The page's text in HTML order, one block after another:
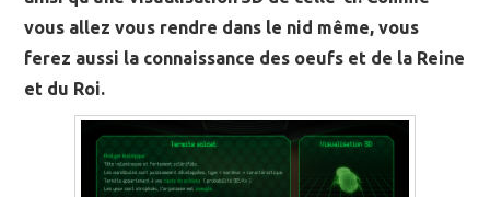
vous allez vous rendre dans le nid même, vous
ferez aussi la connaissance des oeufs et de la Reine
et du Roi.